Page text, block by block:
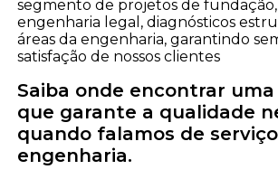
segmento de projetos de
engenharia legal, diagnósticos
áreas da engenharia, garantindo
satisfação de nossos clientes
Saiba onde encontrar
que garante a qualidade
quando falamos de
engenharia.